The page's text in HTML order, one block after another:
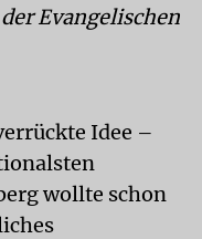
Evangelischen
Idee –
wollte schon